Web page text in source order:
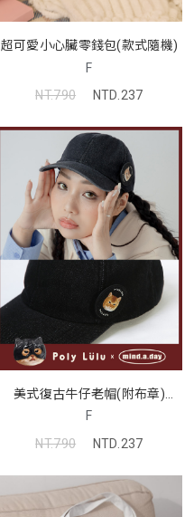
超可愛小心臟零錢包(款式隨機)
F
NT.790
NTD.237
美式復古牛仔老帽(附布章)
(MIND.A.DAY聯名)
F
NT.790
NTD.237